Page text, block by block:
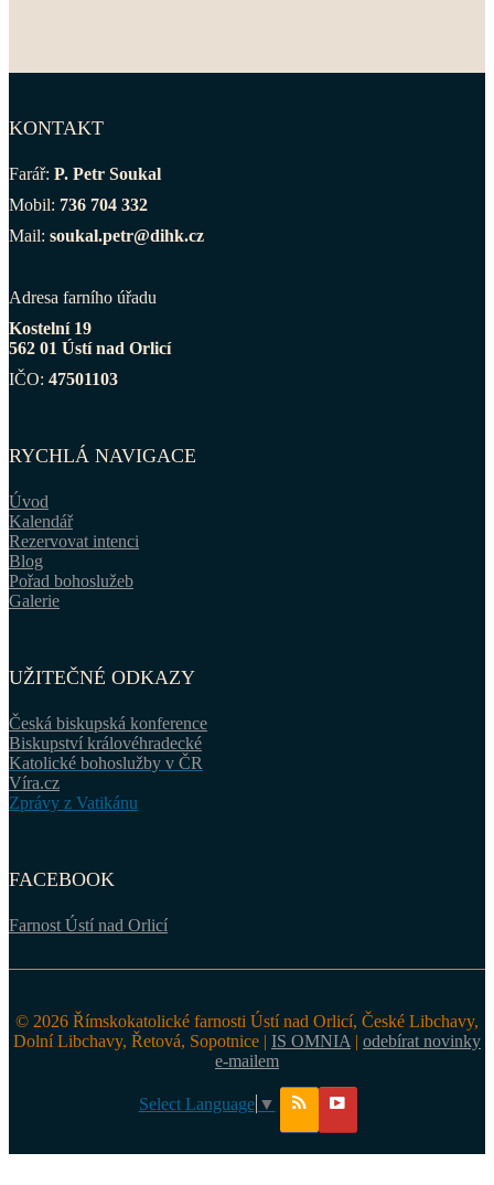
KONTAKT
Farář: P. Petr Soukal
Mobil: 736 704 332
Mail: soukal.petr@dihk.cz
Adresa farního úřadu
Kostelní 19
562 01 Ústí nad Orlicí
IČO: 47501103
RYCHLÁ NAVIGACE
Úvod
Kalendář
Rezervovat intenci
Blog
Pořad bohoslužeb
Galerie
UŽITEČNÉ ODKAZY
Česká biskupská konference
Biskupství královéhradecké
Katolické bohoslužby v ČR
Víra.cz
Zprávy z Vatikánu
FACEBOOK
Farnost Ústí nad Orlicí
© 2026 Římskokatolické farnosti Ústí nad Orlicí, České Libchavy,
Dolní Libchavy, Řetová, Sopotnice | IS OMNIA | odebírat novinky
e-mailem
Select Language ▼